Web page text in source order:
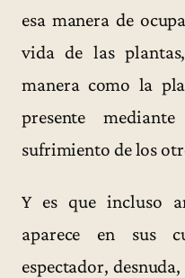
esa manera de
vida de las
manera como la
presente
sufrimiento de los
Y es que incluso
aparece en sus
espectador,